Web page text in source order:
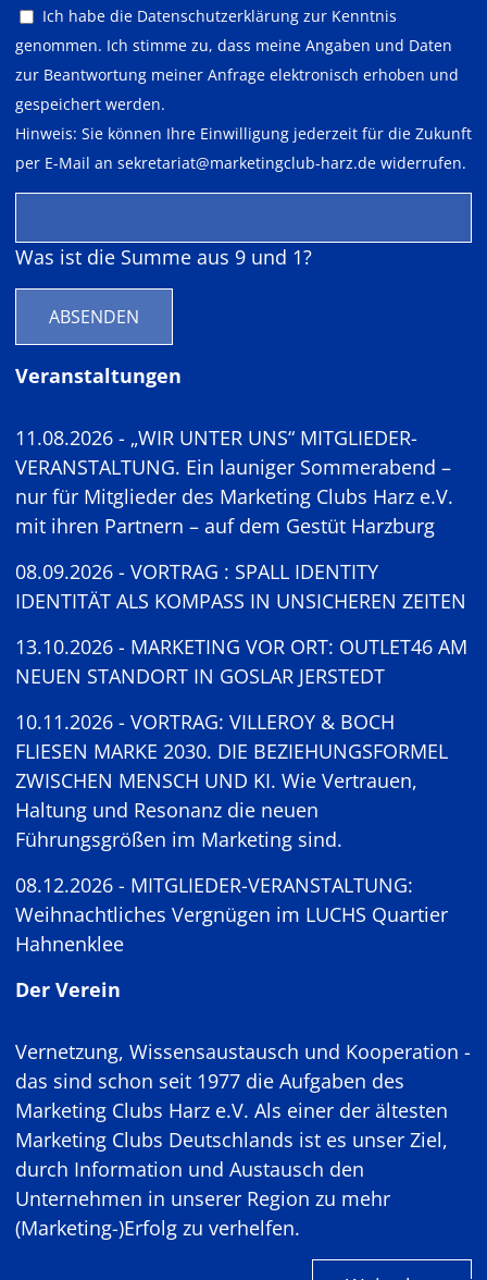
Ich habe die Datenschutzerklärung zur Kenntnis
genommen. Ich stimme zu, dass meine Angaben und Daten
zur Beantwortung meiner Anfrage elektronisch erhoben und
gespeichert werden.
Hinweis: Sie können Ihre Einwilligung jederzeit für die Zukunft
per E-Mail an sekretariat@marketingclub-harz.de widerrufen.
Was ist die Summe aus 9 und 1?
ABSENDEN
Veranstaltungen
11.08.2026 - „WIR UNTER UNS“ MITGLIEDER-
VERANSTALTUNG. Ein launiger Sommerabend –
nur für Mitglieder des Marketing Clubs Harz e.V.
mit ihren Partnern – auf dem Gestüt Harzburg
08.09.2026 - VORTRAG : SPALL IDENTITY
IDENTITÄT ALS KOMPASS IN UNSICHEREN ZEITEN
13.10.2026 - MARKETING VOR ORT: OUTLET46 AM
NEUEN STANDORT IN GOSLAR JERSTEDT
10.11.2026 - VORTRAG: VILLEROY & BOCH
FLIESEN MARKE 2030. DIE BEZIEHUNGSFORMEL
ZWISCHEN MENSCH UND KI. Wie Vertrauen,
Haltung und Resonanz die neuen
Führungsgrößen im Marketing sind.
08.12.2026 - MITGLIEDER-VERANSTALTUNG:
Weihnachtliches Vergnügen im LUCHS Quartier
Hahnenklee
Der Verein
Vernetzung, Wissensaustausch und Kooperation -
das sind schon seit 1977 die Aufgaben des
Marketing Clubs Harz e.V. Als einer der ältesten
Marketing Clubs Deutschlands ist es unser Ziel,
durch Information und Austausch den
Unternehmen in unserer Region zu mehr
(Marketing-)Erfolg zu verhelfen.